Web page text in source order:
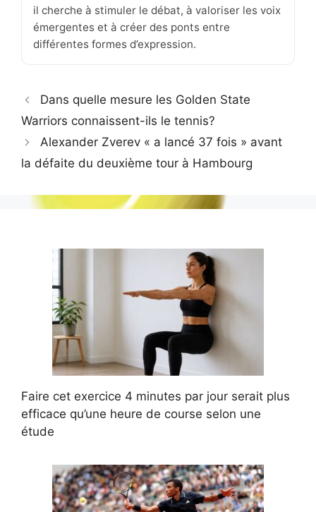
il cherche à stimuler le débat, à valoriser les voix
émergentes et à créer des ponts entre
différentes formes d’expression.
Dans quelle mesure les Golden State
Warriors connaissent-ils le tennis?
Alexander Zverev « a lancé 37 fois » avant
la défaite du deuxième tour à Hambourg
Faire cet exercice 4 minutes par jour serait plus
efficace qu’une heure de course selon une
étude